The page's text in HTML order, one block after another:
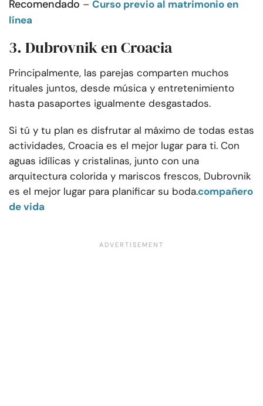
Recomendado – Curso previo al matrimonio en
línea
3. Dubrovnik en Croacia
Principalmente, las parejas comparten muchos
rituales juntos, desde música y entretenimiento
hasta pasaportes igualmente desgastados.
Si tú y tu plan es disfrutar al máximo de todas estas
actividades, Croacia es el mejor lugar para ti. Con
aguas idílicas y cristalinas, junto con una
arquitectura colorida y mariscos frescos, Dubrovnik
es el mejor lugar para planificar su boda.compañero
de vida